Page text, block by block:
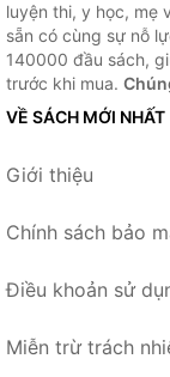
luyện thi, y học, mẹ
sẵn có cùng sự nỗ
140000 đầu sách,
trước khi mua.
VỀ SÁCH MỚI NHẤT
Giới thiệu
Chính sách bảo
Điều khoản sử
Miễn trừ trách